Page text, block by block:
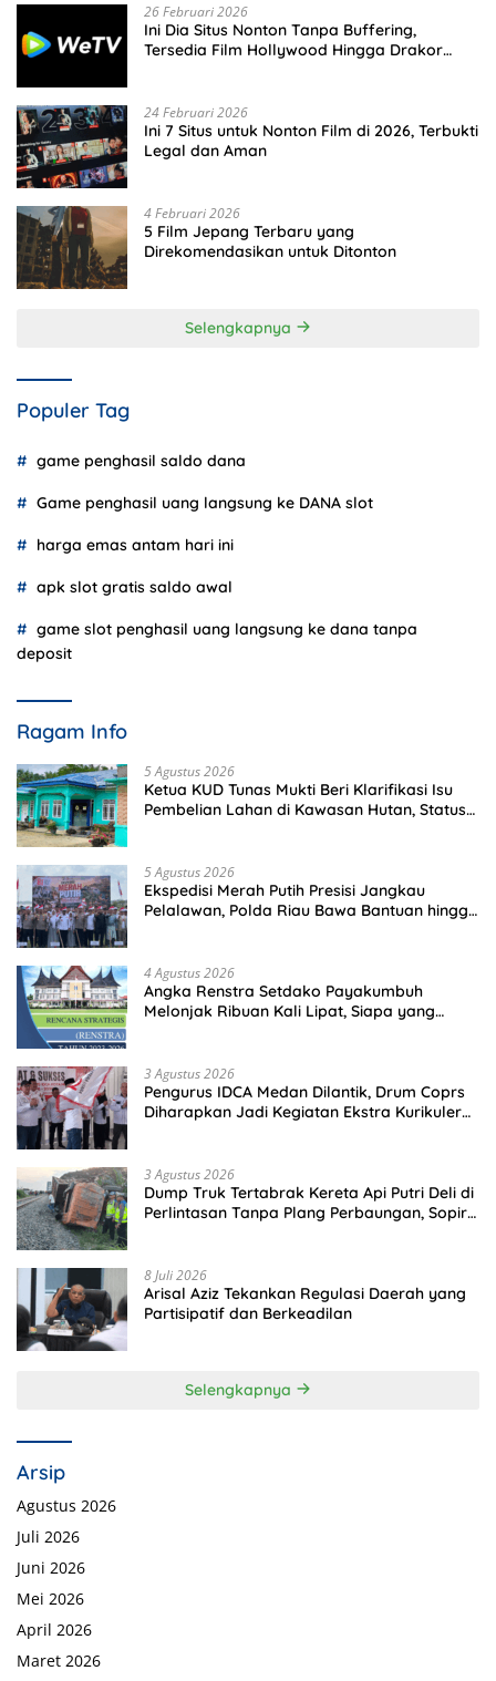
26 Februari 2026
Ini Dia Situs Nonton Tanpa Buffering,
Tersedia Film Hollywood Hingga Drakor
24 Februari 2026
Ini 7 Situs untuk Nonton Film di 2026, Terbukti
Legal dan Aman
4 Februari 2026
5 Film Jepang Terbaru yang
Direkomendasikan untuk Ditonton
Selengkapnya
Populer Tag
game penghasil saldo dana
Game penghasil uang langsung ke DANA slot
harga emas antam hari ini
apk slot gratis saldo awal
game slot penghasil uang langsung ke dana tanpa
deposit
Ragam Info
5 Agustus 2026
Ketua KUD Tunas Mukti Beri Klarifikasi Isu
Pembelian Lahan di Kawasan Hutan, Status
5 Agustus 2026
Ekspedisi Merah Putih Presisi Jangkau
Pelalawan, Polda Riau Bawa Bantuan hingga
4 Agustus 2026
Angka Renstra Setdako Payakumbuh
Melonjak Ribuan Kali Lipat, Siapa yang
3 Agustus 2026
Pengurus IDCA Medan Dilantik, Drum Coprs
Diharapkan Jadi Kegiatan Ekstra Kurikuler
3 Agustus 2026
Dump Truk Tertabrak Kereta Api Putri Deli di
Perlintasan Tanpa Plang Perbaungan, Sopir
8 Juli 2026
Arisal Aziz Tekankan Regulasi Daerah yang
Partisipatif dan Berkeadilan
Selengkapnya
Arsip
Agustus 2026
Juli 2026
Juni 2026
Mei 2026
April 2026
Maret 2026